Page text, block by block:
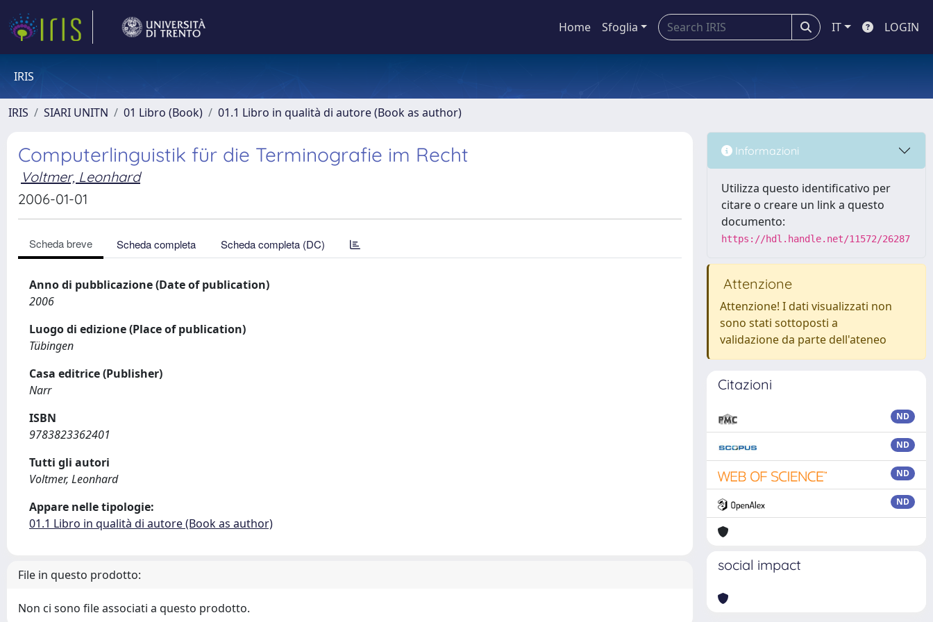
Home Sfoglia IT LOGIN
IRIS
IRIS SIARI UNITN 01 Libro (Book) 01.1 Libro in qualità di autore (Book as author)
Computerlinguistik für die Terminografie im Recht
Voltmer, Leonhard
2006-01-01
Scheda breve Scheda completa Scheda completa (DC)
Anno di pubblicazione (Date of publication)
2006
Luogo di edizione (Place of publication)
Tübingen
Casa editrice (Publisher)
Narr
ISBN
9783823362401
Tutti gli autori
Voltmer, Leonhard
Appare nelle tipologie:
01.1 Libro in qualità di autore (Book as author)
File in questo prodotto:
Non ci sono file associati a questo prodotto.
Informazioni
Utilizza questo identificativo per
citare o creare un link a questo
documento:
https://hdl.handle.net/11572/26287
Attenzione
Attenzione! I dati visualizzati non
sono stati sottoposti a
validazione da parte dell'ateneo
Citazioni
ND
ND
ND
ND
social impact